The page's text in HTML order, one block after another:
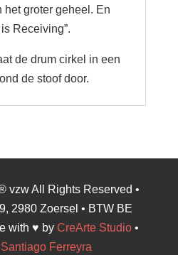
het groter geheel. En
Receiving”.
de drum cirkel in een
de stoof door.
vzw All Rights Reserved •
2980 Zoersel • BTW BE
with ♥ by CreArte Studio•
Santiago Ferreyra